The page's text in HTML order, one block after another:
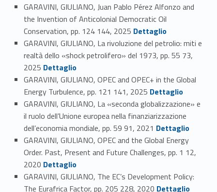
GARAVINI, GIULIANO, Juan Pablo Pérez Alfonzo and
the Invention of Anticolonial Democratic Oil
Conservation, pp. 124 144, 2025 Link identifier #identifier_person_180525-34
Dettaglio
GARAVINI, GIULIANO, La rivoluzione del petrolio: miti e
realtà dello «shock petrolifero» del 1973, pp. 55 73,
2025 Link identifier #identifier_person_17563-35
Dettaglio
GARAVINI, GIULIANO, OPEC and OPEC+ in the Global
Energy Turbulence, pp. 121 141, 2025 Link identifier #identifier_person_75925-36
Dettaglio
GARAVINI, GIULIANO, La «seconda globalizzazione» e
il ruolo dell’Unione europea nella finanziarizzazione
dell’economia mondiale, pp. 59 91, 2021 Link identifier #identifier_person_114728-37
Dettaglio
GARAVINI, GIULIANO, OPEC and the Global Energy
Order. Past, Present and Future Challenges, pp. 1 12,
2020 Link identifier #identifier_person_146910-38
Dettaglio
GARAVINI, GIULIANO, The EC’s Development Policy:
The Eurafrica Factor, pp. 205 228, 2020 Link identifier #identifier_person_8324-39
Dettaglio